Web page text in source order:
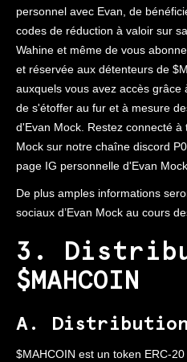
personnel avec Evan, de
codes de réduction à valoir sur
Wahine et même de vous
et réservée aux détenteurs de
auxquels vous avez accès grâce
de s'étoffer au fur et à mesure
d'Evan Mock. Restez connecté
Mock sur notre chaîne discord
page IG personnelle d'Evan
De plus amples informations
sociaux d’Evan Mock au cours
3.
$MAHCOIN
A. Distribution
$MAHCOIN est un token ERC-